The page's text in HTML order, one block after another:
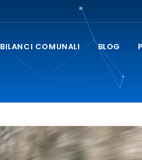
BILANCI COMUNALI BLOG